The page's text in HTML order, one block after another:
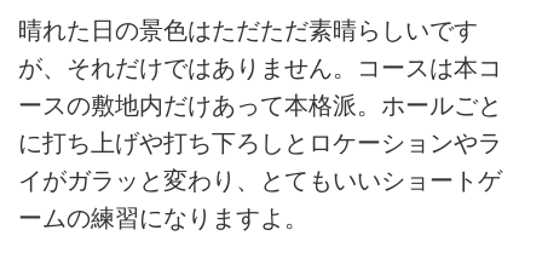
晴れた日の景色はただただ素晴らしいです
が、それだけではありません。コースは本コ
ースの敷地内だけあって本格派。ホールごと
に打ち上げや打ち下ろしとロケーションやラ
イがガラッと変わり、とてもいいショートゲ
ームの練習になりますよ。